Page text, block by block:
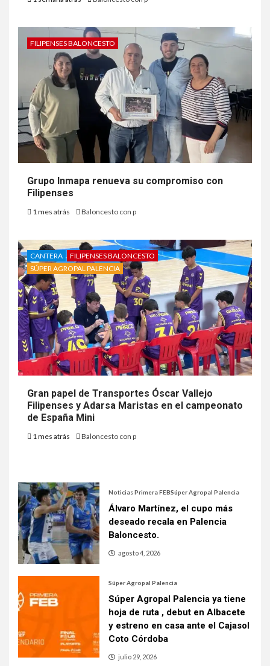
FILIPENSES BALONCESTO
Grupo Inmapa renueva su compromiso con
Filipenses
1 mes atrás Baloncesto con p
CANTERA
FILIPENSES BALONCESTO
SÚPER AGROPAL PALENCIA
Gran papel de Transportes Óscar Vallejo
Filipenses y Adarsa Maristas en el campeonato
de España Mini
1 mes atrás Baloncesto con p
Noticias Primera FEBSúper Agropal Palencia
Álvaro Martínez, el cupo más
deseado recala en Palencia
Baloncesto.
agosto 4, 2026
Súper Agropal Palencia
Súper Agropal Palencia ya tiene
hoja de ruta , debut en Albacete
y estreno en casa ante el Cajasol
Coto Córdoba
julio 29, 2026